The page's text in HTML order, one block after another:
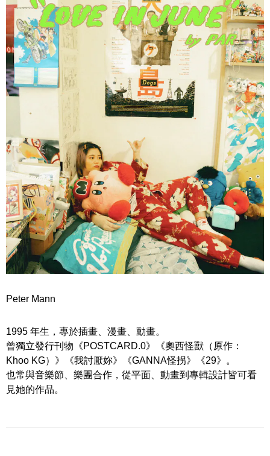
Peter Mann
1995 年生，專於插畫、漫畫、動畫。
曾獨立發行刊物《POSTCARD.0》《奧西怪獸（原作：
Khoo KG）》《我討厭妳》《GANNA怪拐》《29》。
也常與音樂節、樂團合作，從平面、動畫到專輯設計皆可看
見她的作品。